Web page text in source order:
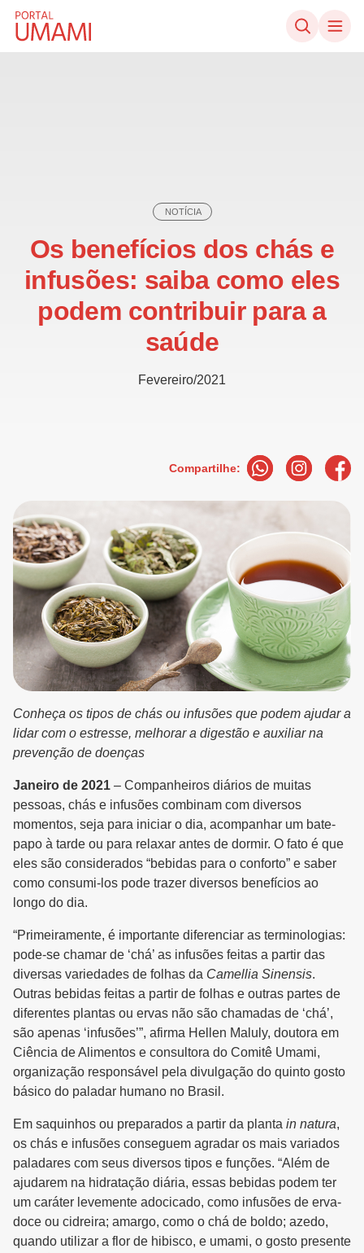
Ir direto ao conteúdo
NOTÍCIA
Os benefícios dos chás e
infusões: saiba como eles
podem contribuir para a
saúde
Fevereiro/2021
Compartilhe:
Conheça os tipos de chás ou infusões que podem ajudar a
lidar com o estresse, melhorar a digestão e auxiliar na
prevenção de doenças
Janeiro de 2021 – Companheiros diários de muitas
pessoas, chás e infusões combinam com diversos
momentos, seja para iniciar o dia, acompanhar um bate-
papo à tarde ou para relaxar antes de dormir. O fato é que
eles são considerados “bebidas para o conforto” e saber
como consumi-los pode trazer diversos benefícios ao
longo do dia.
“Primeiramente, é importante diferenciar as terminologias:
pode-se chamar de ‘chá’ as infusões feitas a partir das
diversas variedades de folhas da Camellia Sinensis.
Outras bebidas feitas a partir de folhas e outras partes de
diferentes plantas ou ervas não são chamadas de ‘chá’,
são apenas ‘infusões’”, afirma Hellen Maluly, doutora em
Ciência de Alimentos e consultora do Comitê Umami,
organização responsável pela divulgação do quinto gosto
básico do paladar humano no Brasil.
Em saquinhos ou preparados a partir da planta in natura,
os chás e infusões conseguem agradar os mais variados
paladares com seus diversos tipos e funções. “Além de
ajudarem na hidratação diária, essas bebidas podem ter
um caráter levemente adocicado, como infusões de erva-
doce ou cidreira; amargo, como o chá de boldo; azedo,
quando utilizar a flor de hibisco, e umami, o gosto presente